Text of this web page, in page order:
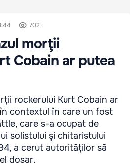
702
morţii
Cobain ar putea
rockerului Kurt Cobain ar
contextul în care un fost
care s-a ocupat de
solistului şi chitaristului
a cerut autorităţilor să
dosar.